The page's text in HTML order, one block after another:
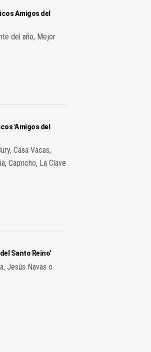
Amigos del
del año, Mejor
'Amigos del
Casa Vacas,
Capricho, La Clave
Santo Reino'
Jesús Navas o